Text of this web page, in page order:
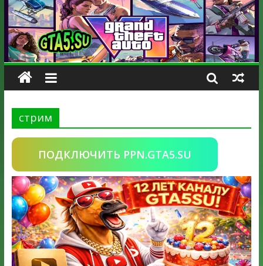
стрим
ПОДКЛЮЧИТЬ PPN.GTA5.SU